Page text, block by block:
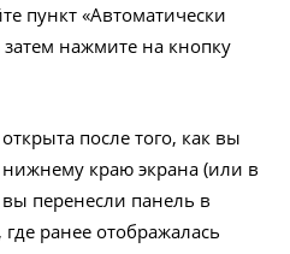
пункт «Автоматически
затем нажмите на кнопку
после того, как вы
краю экрана (или в
вы перенесли панель в
ранее отображалась